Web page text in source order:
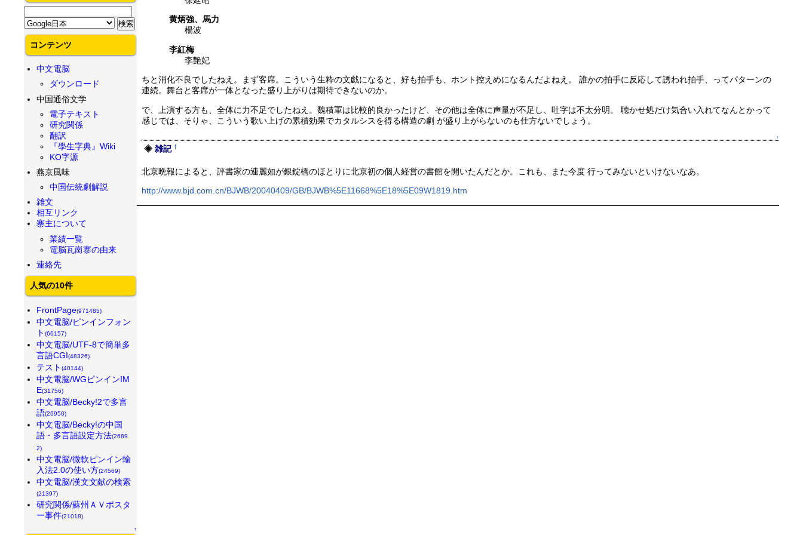
黄炳強、馬力
楊波
李紅梅
李艶妃
ちと消化不良でしたねえ。まず客席。こういう生粋の文戯になると、好も拍手も、ホント控えめになるんだよねえ。 誰かの拍手に反応して誘われ拍手、ってパターンの
連続。舞台と客席が一体となった盛り上がりは期待できないのか。
で、上演する方も、全体に力不足でしたねえ。魏積軍は比較的良かったけど、その他は全体に声量が不足し、吐字は不太分明。 聴かせ処だけ気合い入れてなんとかって
感じでは、そりゃ、こういう歌い上げの累積効果でカタルシスを得る構造の劇 が盛り上がらないのも仕方ないでしょう。
↑
雑記 †
北京晩報によると、評書家の連麗如が銀錠橋のほとりに北京初の個人経営の書館を開いたんだとか。これも、また今度 行ってみないといけないなあ。
http://www.bjd.com.cn/BJWB/20040409/GB/BJWB%5E11668%5E18%5E09W1819.htm
コンテンツ
中文電脳
ダウンロード
中国通俗文学
電子テキスト
研究関係
翻訳
『學生字典』Wiki
KO字源
燕京風味
中国伝統劇解説
雑文
相互リンク
寨主について
業績一覧
電脳瓦崗寨の由来
連絡先
人気の10件
FrontPage(971485)
中文電脳/ピンインフォン
ト(66157)
中文電脳/UTF-8で簡単多
言語CGI(48326)
テスト(40144)
中文電脳/WGピンインIM
E(31756)
中文電脳/Becky!2で多言
語(26950)
中文電脳/Becky!の中国
語・多言語設定方法(2689
2)
中文電脳/微軟ピンイン輸
入法2.0の使い方(24569)
中文電脳/漢文文献の検索
(21397)
研究関係/蘇州ＡＶポスタ
ー事件(21018)
↑